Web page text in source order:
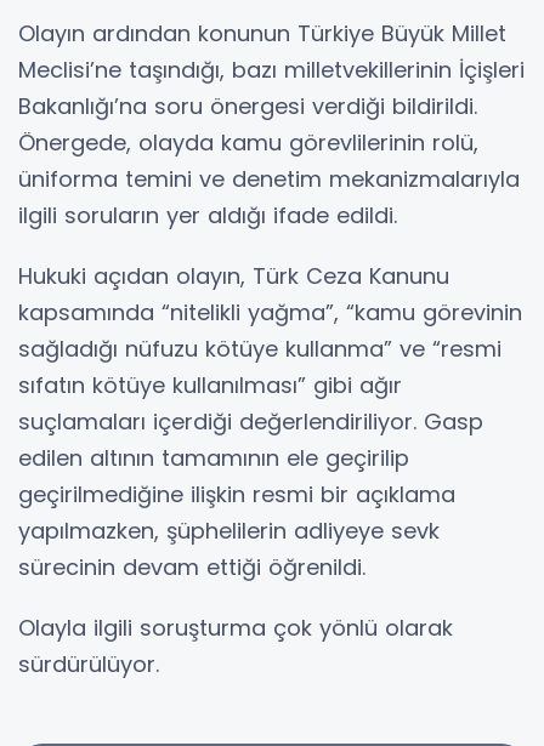
Olayın ardından konunun Türkiye Büyük Millet
Meclisi’ne taşındığı, bazı milletvekillerinin İçişleri
Bakanlığı’na soru önergesi verdiği bildirildi.
Önergede, olayda kamu görevlilerinin rolü,
üniforma temini ve denetim mekanizmalarıyla
ilgili soruların yer aldığı ifade edildi.
Hukuki açıdan olayın, Türk Ceza Kanunu
kapsamında “nitelikli yağma”, “kamu görevinin
sağladığı nüfuzu kötüye kullanma” ve “resmi
sıfatın kötüye kullanılması” gibi ağır
suçlamaları içerdiği değerlendiriliyor. Gasp
edilen altının tamamının ele geçirilip
geçirilmediğine ilişkin resmi bir açıklama
yapılmazken, şüphelilerin adliyeye sevk
sürecinin devam ettiği öğrenildi.
Olayla ilgili soruşturma çok yönlü olarak
sürdürülüyor.